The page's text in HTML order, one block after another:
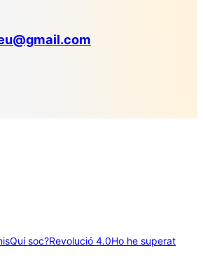
Quí soc?Revolució 4.0Ho he superat